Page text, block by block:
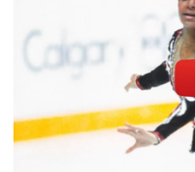
സുഹൃത്തിന്റെ
രഹസ്യമായി
ദൃശ്യങ്ങൾ കാണിച്ച്
ഭീഷണിപ്പെടുത്തുകയും
ചെയ്തു.
യുവതിയെ പിന്നീട്